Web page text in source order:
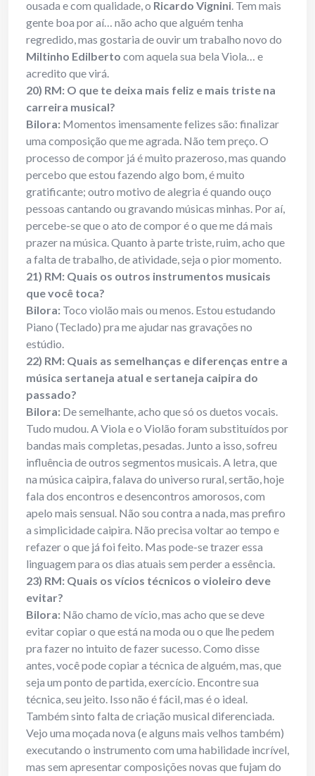
ousada e com qualidade, o Ricardo Vignini. Tem mais
gente boa por aí… não acho que alguém tenha
regredido, mas gostaria de ouvir um trabalho novo do
Miltinho Edilberto com aquela sua bela Viola… e
acredito que virá.
20) RM: O que te deixa mais feliz e mais triste na
carreira musical?
Bilora: Momentos imensamente felizes são: finalizar
uma composição que me agrada. Não tem preço. O
processo de compor já é muito prazeroso, mas quando
percebo que estou fazendo algo bom, é muito
gratificante; outro motivo de alegria é quando ouço
pessoas cantando ou gravando músicas minhas. Por aí,
percebe-se que o ato de compor é o que me dá mais
prazer na música. Quanto à parte triste, ruim, acho que
a falta de trabalho, de atividade, seja o pior momento.
21) RM: Quais os outros instrumentos musicais
que você toca?
Bilora: Toco violão mais ou menos. Estou estudando
Piano (Teclado) pra me ajudar nas gravações no
estúdio.
22) RM: Quais as semelhanças e diferenças entre a
música sertaneja atual e sertaneja caipira do
passado?
Bilora: De semelhante, acho que só os duetos vocais.
Tudo mudou. A Viola e o Violão foram substituídos por
bandas mais completas, pesadas. Junto a isso, sofreu
influência de outros segmentos musicais. A letra, que
na música caipira, falava do universo rural, sertão, hoje
fala dos encontros e desencontros amorosos, com
apelo mais sensual. Não sou contra a nada, mas prefiro
a simplicidade caipira. Não precisa voltar ao tempo e
refazer o que já foi feito. Mas pode-se trazer essa
linguagem para os dias atuais sem perder a essência.
23) RM: Quais os vícios técnicos o violeiro deve
evitar?
Bilora: Não chamo de vício, mas acho que se deve
evitar copiar o que está na moda ou o que lhe pedem
pra fazer no intuito de fazer sucesso. Como disse
antes, você pode copiar a técnica de alguém, mas, que
seja um ponto de partida, exercício. Encontre sua
técnica, seu jeito. Isso não é fácil, mas é o ideal.
Também sinto falta de criação musical diferenciada.
Vejo uma moçada nova (e alguns mais velhos também)
executando o instrumento com uma habilidade incrível,
mas sem apresentar composições novas que fujam do